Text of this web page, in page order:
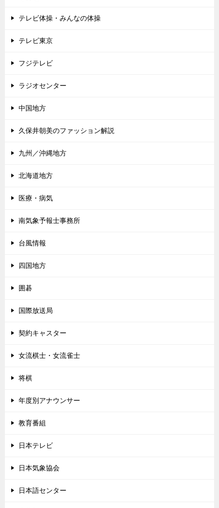
テレビ体操・みんなの体操
テレビ東京
フジテレビ
ラジオセンター
中国地方
久保井朝美のファッション解説
九州／沖縄地方
北海道地方
医療・病気
南気象予報士事務所
台風情報
四国地方
囲碁
国際放送局
契約キャスター
女流棋士・女流雀士
将棋
年度別アナウンサー
教育番組
日本テレビ
日本気象協会
日本語センター